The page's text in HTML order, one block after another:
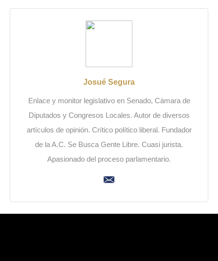
Josué Segura
Enlace y monitor legislativo en Senado, Cámara de
Diputados y Congresos Locales. Autor de diversos
artículos de opinión. Crítico político liberal. Fundador
de la A.C. Se Busca Gente Libre. Cuasi jurista.
Apasionado del proceso parlamentario.